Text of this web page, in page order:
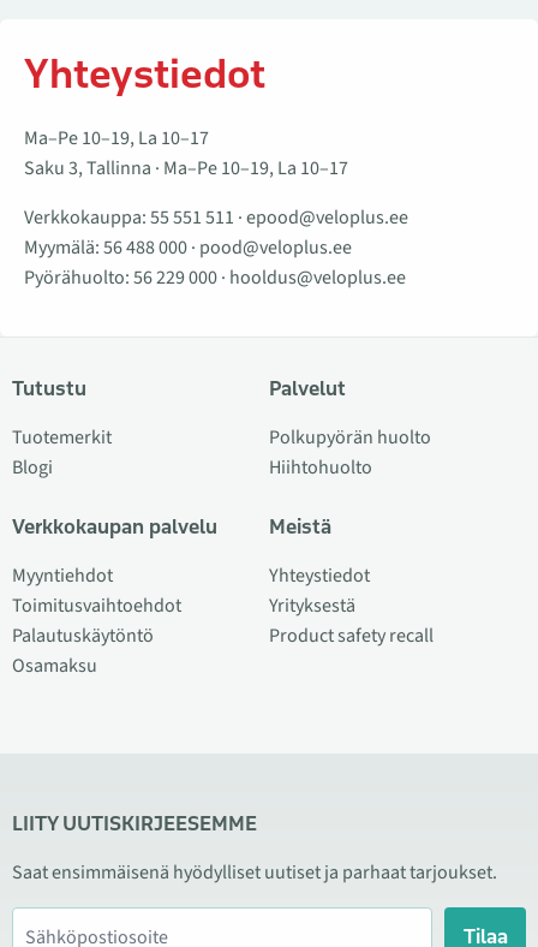
Yhteystiedot
Ma–Pe 10–19, La 10–17
Saku 3, Tallinna · Ma–Pe 10–19, La 10–17
Verkkokauppa:55 551 511 ·epood@veloplus.ee
Myymälä:56 488 000· pood@veloplus.ee
Pyörähuolto:56 229 000· hooldus@veloplus.ee
Tutustu
Tuotemerkit
Blogi
Verkkokaupan palvelu
Myyntiehdot
Toimitusvaihtoehdot
Palautuskäytöntö
Osamaksu
Palvelut
Polkupyörän huolto
Hiihtohuolto
Meistä
Yhteystiedot
Yrityksestä
Product safety recall
LIITY UUTISKIRJEESEMME
Saat ensimmäisenä hyödylliset uutiset ja parhaat tarjoukset.
Tilaa